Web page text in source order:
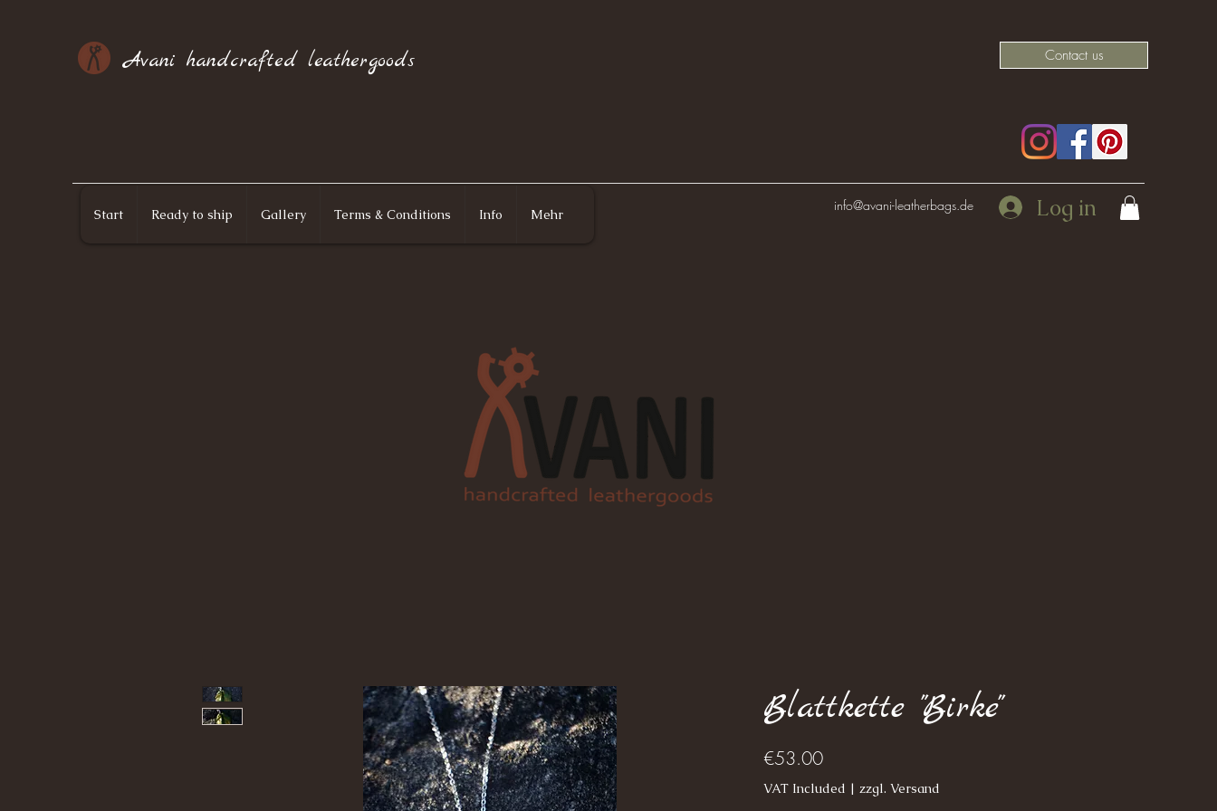
Avani handcrafted leathergoods Contact us
Start Ready to ship Gallery Terms & Conditions Info Mehr
info@avani-leatherbags.de Log in
Blattkette "Birke"
€53.00Price
VAT Included | zzgl. Versand